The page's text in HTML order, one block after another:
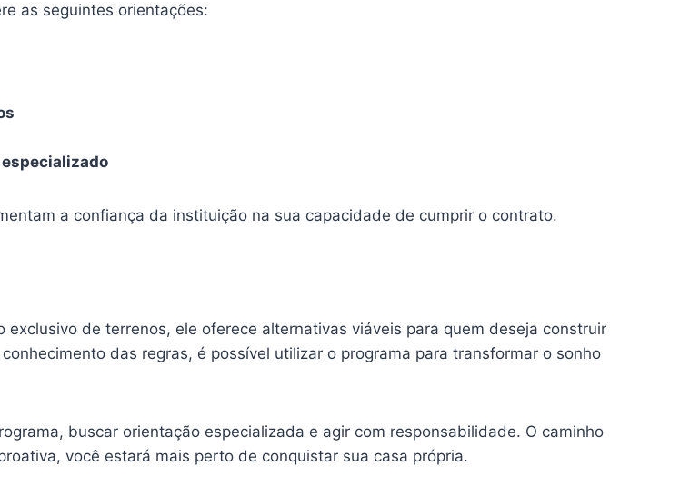
as seguintes orientações:
a confiança da instituição na sua capacidade de cumprir o contrato.
de terrenos, ele oferece alternativas viáveis para quem deseja construir
das regras, é possível utilizar o programa para transformar o sonho
buscar orientação especializada e agir com responsabilidade. O caminho
você estará mais perto de conquistar sua casa própria.